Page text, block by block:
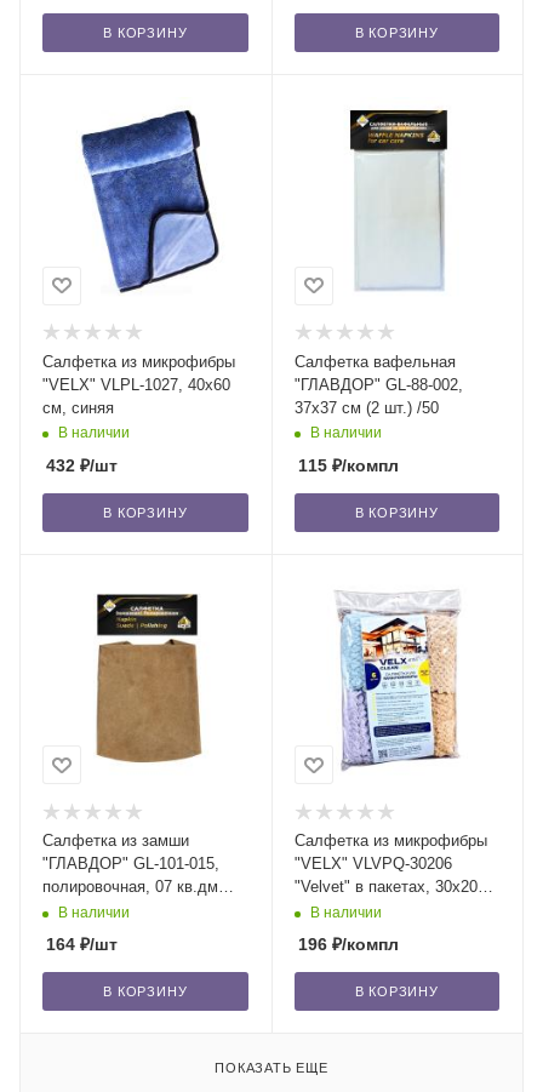
В КОРЗИНУ В КОРЗИНУ
Салфетка из микрофибры
"VELX" VLPL-1027, 40х60
см, синяя
В наличии
432 ₽/шт
В КОРЗИНУ
Салфетка вафельная
"ГЛАВДОР" GL-88-002,
37х37 см (2 шт.) /50
В наличии
115₽/компл
В КОРЗИНУ
Салфетка из замши
"ГЛАВДОР" GL-101-015,
полировочная, 07 кв.дм
/100В наличии
164 ₽/шт
В КОРЗИНУ
Салфетка из микрофибры
"VELX" VLVPQ-30206
"Velvet" в пакетах, 30х20
см (6 шт.)
В наличии
196₽/компл
В КОРЗИНУ
ПОКАЗАТЬ ЕЩЕ